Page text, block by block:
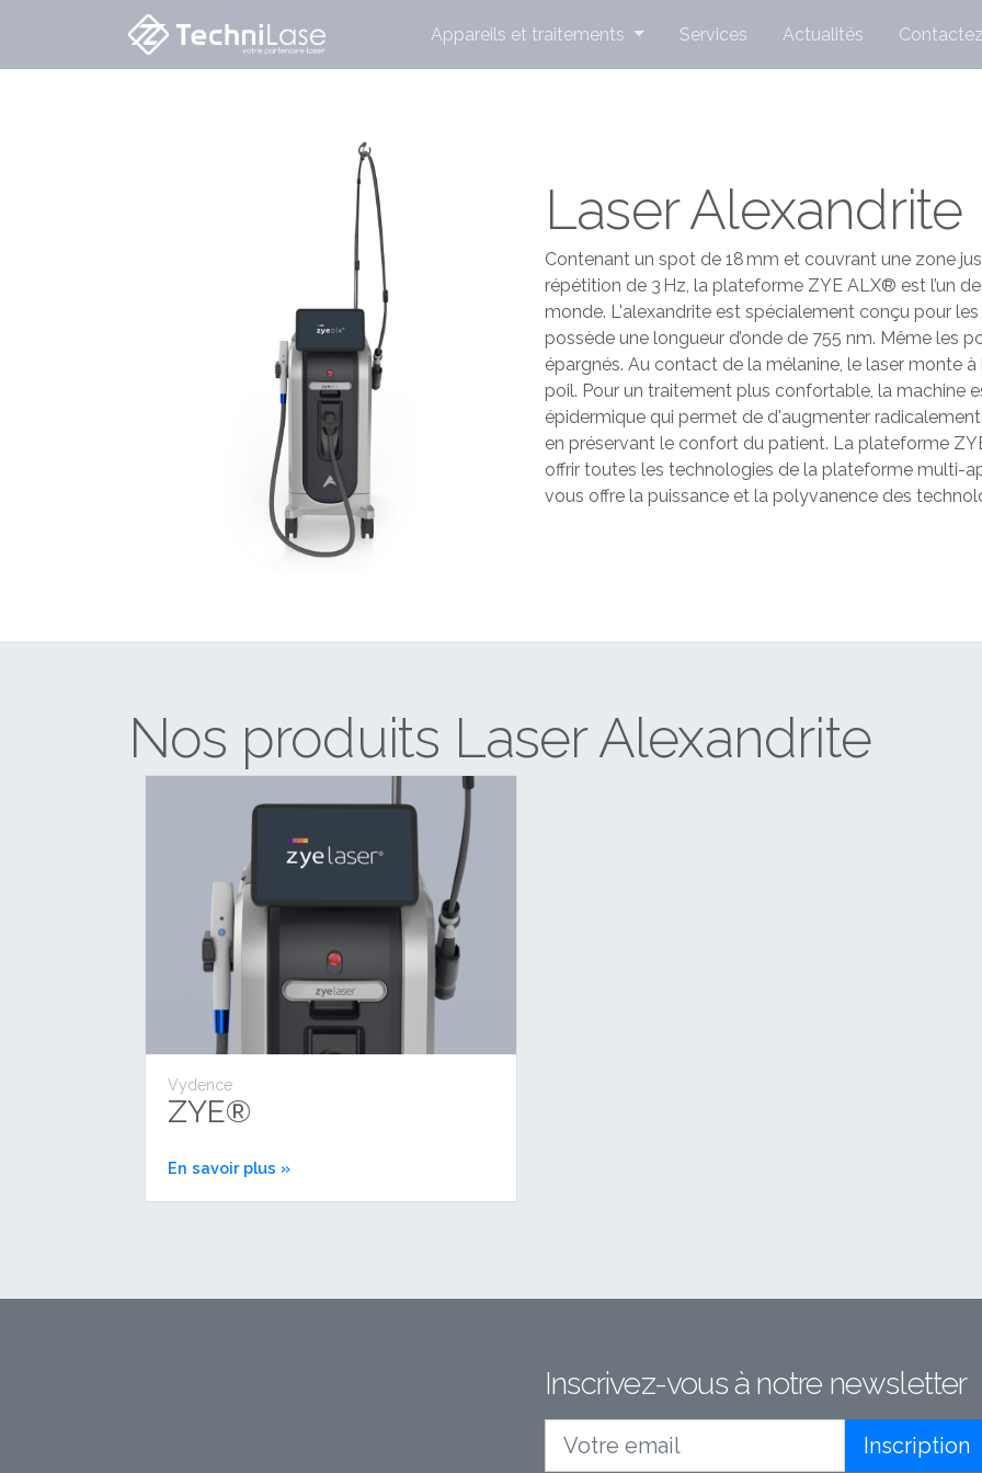
Appareils et traitements Services Actualités
Laser Alexandrite
Contenant un spot de 18 mm et couvrant une zone
répétition de 3 Hz, la plateforme ZYE ALX® est l’un
monde. L'alexandrite est spécialement conçu pour
possède une longueur d’onde de 755 nm. Même les
épargnés. Au contact de la mélanine, le laser monte
poil. Pour un traitement plus confortable, la machine
épidermique qui permet de d'augmenter
en préservant le confort du patient. La plateforme
offrir toutes les technologies de la plateforme multi-
vous offre la puissance et la polyvanence des
Nos produits Laser Alexandrite
Vydence
ZYE®
En savoir plus »
Inscrivez-vous à notre newsletter
Votre email Inscription